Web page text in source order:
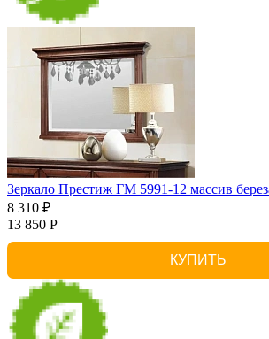
Зеркало Престиж ГМ 5991-12 массив
8 310 ₽
13 850 Р
КУПИТЬ